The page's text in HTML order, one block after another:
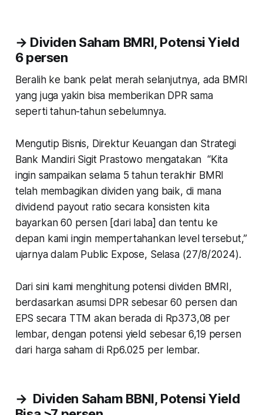
→ Dividen Saham BMRI, Potensi Yield
6persen
Beralih ke bank pelat merah selanjutnya, ada BMRI
yang juga yakin bisa memberikan DPR sama
seperti tahun-tahun sebelumnya.
Mengutip Bisnis, Direktur Keuangan dan Strategi
Bank Mandiri Sigit Prastowo mengatakan “Kita
ingin sampaikan selama 5 tahun terakhir BMRI
telah membagikan dividen yang baik, di mana
dividend payout ratio secara konsisten kita
bayarkan 60 persen [dari laba] dan tentu ke
depan kami ingin mempertahankan level tersebut,”
ujarnya dalam Public Expose, Selasa (27/8/2024).
Dari sini kami menghitung potensi dividen BMRI,
berdasarkan asumsi DPR sebesar 60 persen dan
EPS secara TTM akan berada di Rp373,08 per
lembar, dengan potensi yield sebesar 6,19 persen
dari harga saham di Rp6.025 per lembar.
→ Dividen Saham BBNI, Potensi Yield